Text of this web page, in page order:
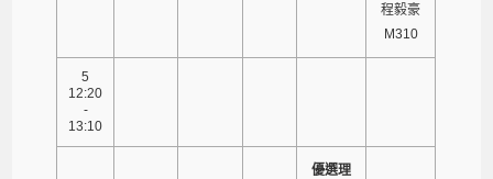
程毅豪
M310
5
12:20
-
13:10
優選理